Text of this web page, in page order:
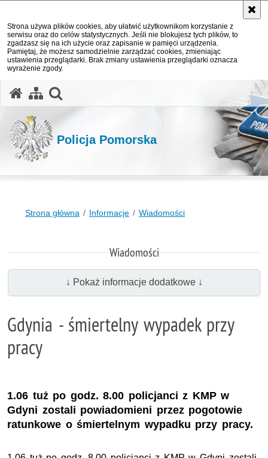
Strona używa plików cookies, aby ułatwić użytkownikom korzystanie z
serwisu oraz do celów statystycznych. Jeśli nie blokujesz tych plików, to
zgadzasz się na ich użycie oraz zapisanie w pamięci urządzenia.
Pamiętaj, że możesz samodzielnie zarządzać cookies, zmieniając
ustawienia przeglądarki. Brak zmiany ustawienia przeglądarki oznacza
wyrażenie zgody.
Policja Pomorska
Strona główna Informacje Wiadomości
Wiadomości
↓ Pokaż informacje dodatkowe ↓
Gdynia - śmiertelny wypadek przy
pracy
1.06 tuż po godz. 8.00 policjanci z KMP w
Gdyni zostali powiadomieni przez pogotowie
ratunkowe o śmiertelnym wypadku przy pracy.